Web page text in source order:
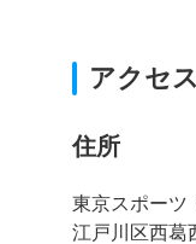
アクセ
住所
東京スポーツ
江戸川区西葛